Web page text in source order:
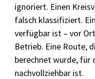
ignoriert. Einen
falsch klassifiziert.
verfügbar ist – vor
Betrieb. Eine Route,
berechnet wurde, für
nachvollziehbar ist.